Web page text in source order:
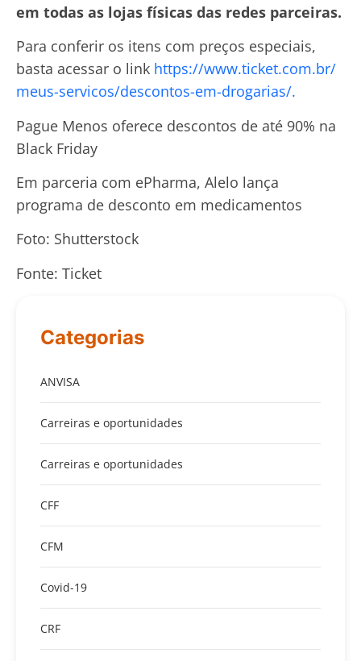
em todas as lojas físicas das redes parceiras.
Para conferir os itens com preços especiais,
basta acessar o link https://www.ticket.com.br/
meus-servicos/descontos-em-drogarias/.
Pague Menos oferece descontos de até 90% na
Black Friday
Em parceria com ePharma, Alelo lança
programa de desconto em medicamentos
Foto: Shutterstock
Fonte: Ticket
Categorias
ANVISA
Carreiras e oportunidades
Carreiras e oportunidades
CFF
CFM
Covid-19
CRF